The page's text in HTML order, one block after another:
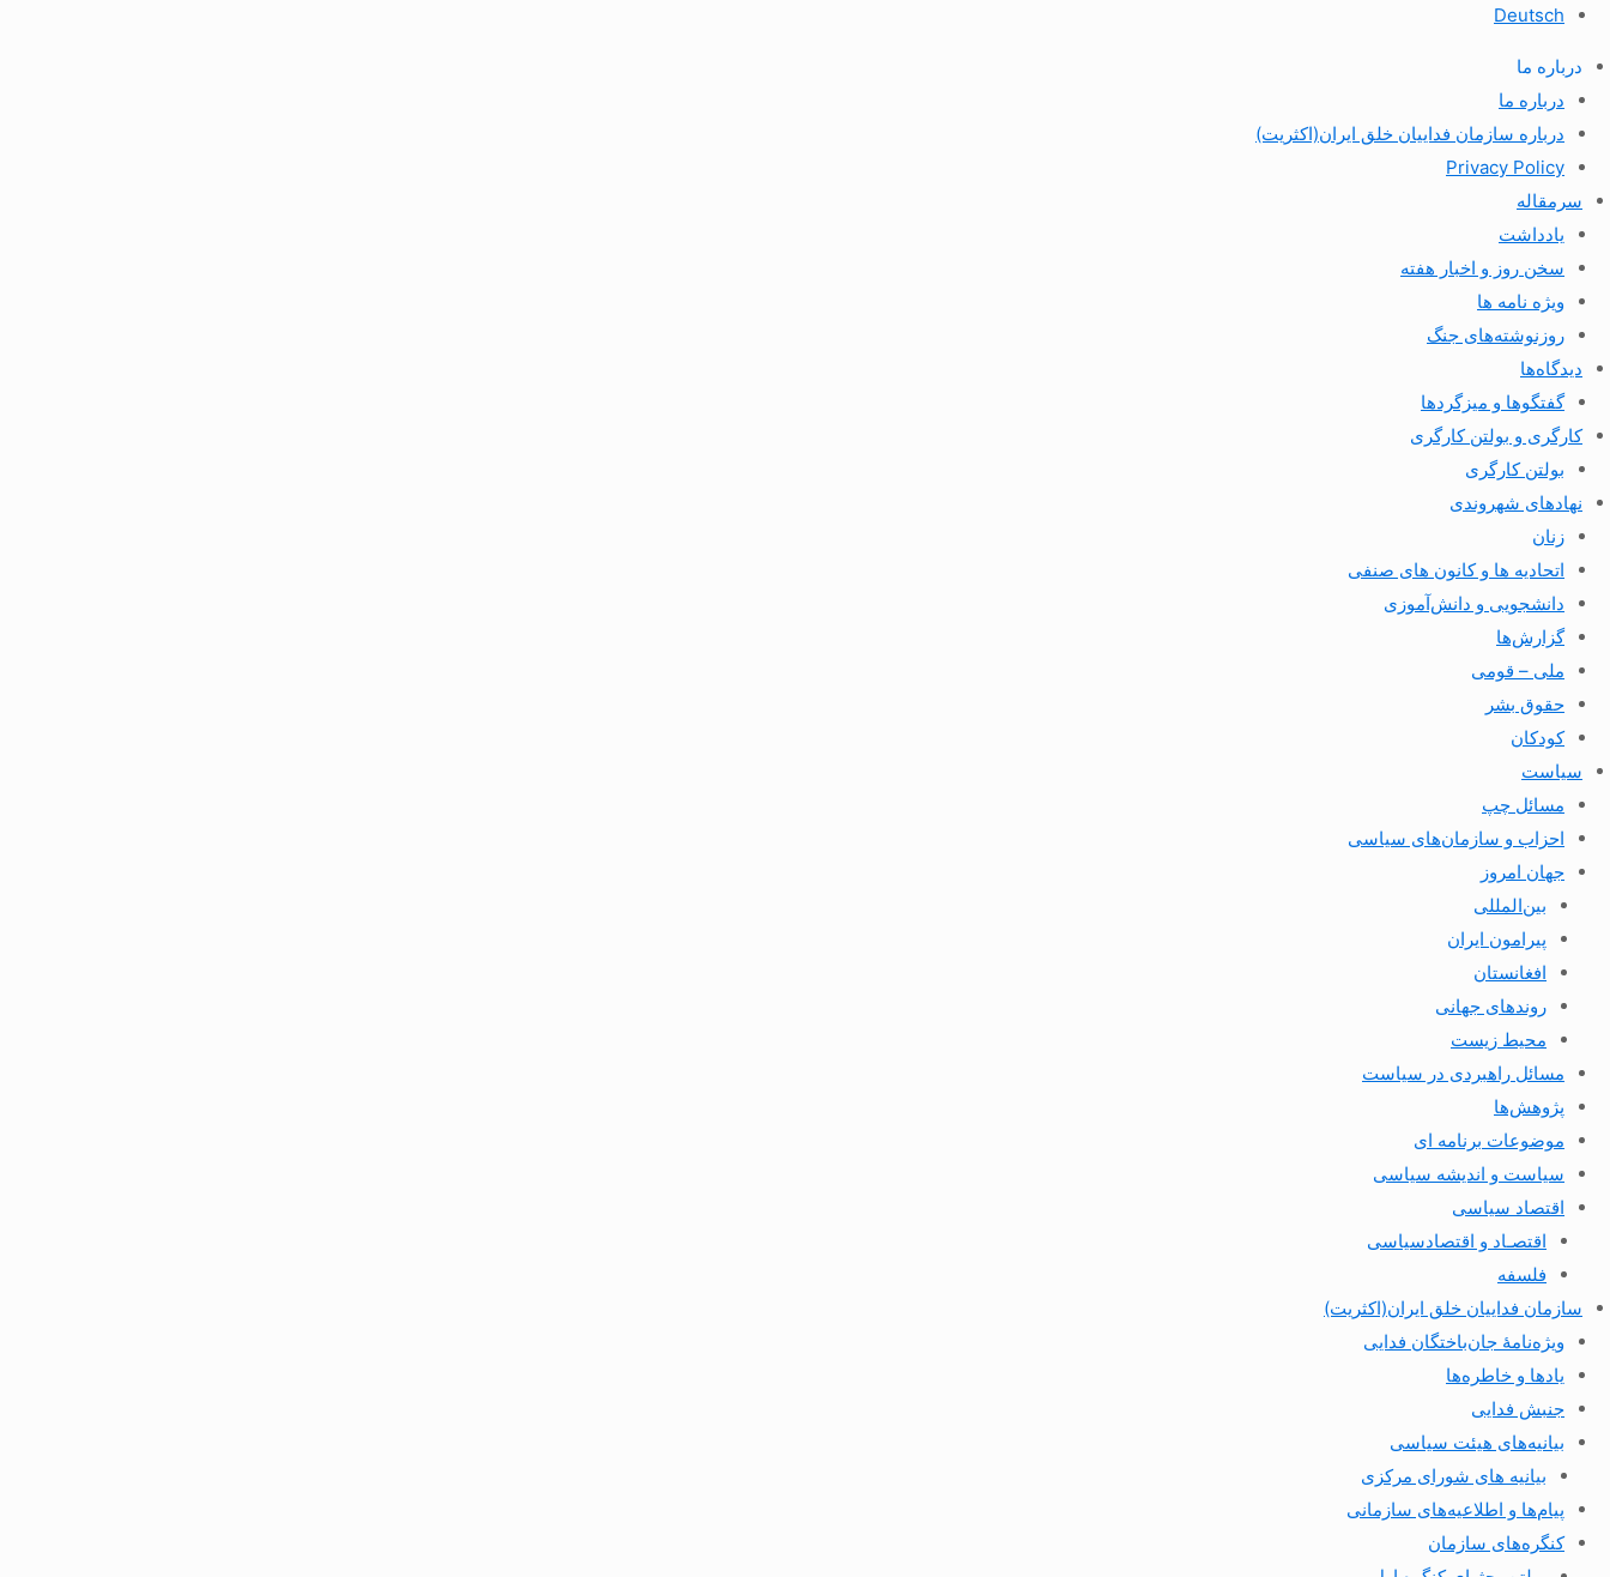
Deutsch
درباره ما
درباره ما
درباره سازمان فداییان خلق ایران(اکثریت)
Privacy Policy
سرمقاله
یادداشت
سخن روز و اخبار هفته
ویژه نامه ها
روزنوشته‌های جنگ
دیدگاه‌ها
گفتگوها و میزگردها
کارگری و بولتن کارگری
بولتن کارگری
نهادهای شهروندی
زنان
اتحادیه ها و کانون های صنفی
دانشجویی و دانش‌آموزی
گزارش‌ها
ملی – قومی
حقوق بشر
کودکان
سیاست
مسائل چپ
احزاب و سازمان‌های سیاسی
جهان امروز
بین‌المللی
پیرامون ایران
افغانستان
روندهای جهانی
محیط زیست
مسائل راهبردی در سیاست
پژوهش‌ها
موضوعات برنامه ای
سیاست و اندیشه سیاسی
اقتصاد سیاسی
اقتصـاد و اقتصاد‌سیاسی
فلسفه
سازمان فداییان خلق ایران(اکثریت)
ویژه‌نامهٔ جان‌باختگان فدایی
یادها و خاطره‌ها
جنبش فدایی
بیانیه‌های هیئت سیاسی
بیانیه های شورای مرکزی
پیام‌ها و اطلاعیه‌های سازمانی
کنگره‌های سازمان